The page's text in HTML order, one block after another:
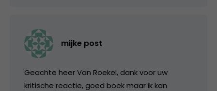
mijke post
Geachte heer Van Roekel, dank voor uw
kritische reactie, goed boek maar ik kan